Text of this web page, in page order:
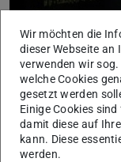
Wir möchten die
dieser Webseite an
verwenden wir
welche Cookies
gesetzt werden
Einige Cookies
damit diese auf
kann. Diese
werden.